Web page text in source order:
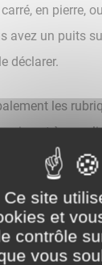
en pierre,
avez un puits
déclarer.
les
qui sont à
Ce site
et
contrôle
vous